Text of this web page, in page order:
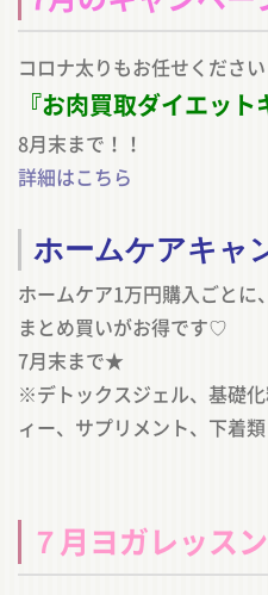
コロナ太りもお任せください
『お肉買取ダイエット
8月末まで！！
詳細はこちら
ホームケアキャ
ホームケア1万円購入ごとに
まとめ買いがお得です♡
7月末まで★
※デトックスジェル、基礎
ィー、サプリメント、下着類
７月ヨガレッス